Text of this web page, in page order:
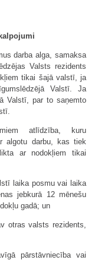
darba alga, samaksa
Valsts rezidents
tikai šajā valstī, ja
Valstī. Ja
Valstī, par to saņemto
atlīdzība, kuru
algotu darbu, kas tiek
ar nodokļiem tikai
laika posmu vai laika
jebkurā 12 mēnešu
gadā; un
otras valsts rezidents,
pārstāvniecība vai